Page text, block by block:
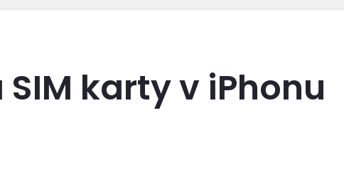
karty v iPhonu